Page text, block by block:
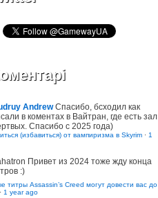
Andrew Спасибо, бсходил как
в коментах в Вайтран, где есть зал
Спасибо с 2025 года)
(избавиться) от вампиризма в Skyrim · 1
Привет из 2024 тоже жду конца
:)
титры Assassin’s Creed могут довести вас до
· 1 year ago